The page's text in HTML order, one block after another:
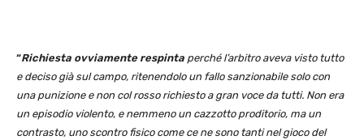
“Richiesta ovviamente respinta perché l’arbitro aveva visto tutto
e deciso già sul campo, ritenendolo un fallo sanzionabile solo con
una punizione e non col rosso richiesto a gran voce da tutti. Non era
un episodio violento, e nemmeno un cazzotto proditorio, ma un
contrasto, uno scontro fisico come ce ne sono tanti nel gioco del